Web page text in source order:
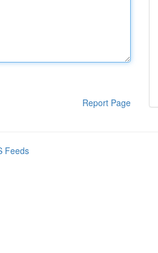
Report Page
Feeds